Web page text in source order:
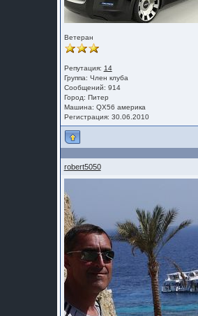
Ветеран
Репутация: 14
Группа: Член клуба
Сообщений: 914
Город: Питер
Машина: QX56 америка
Регистрация: 30.06.2010
robert5050